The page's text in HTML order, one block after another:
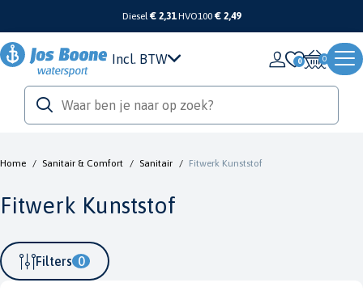
Diesel€ 2,31 HVO100 € 2,49
Incl. BTW 0
Home / Sanitair & Comfort / Sanitair / Fitwerk Kunststof
Fitwerk Kunststof
Filters 0